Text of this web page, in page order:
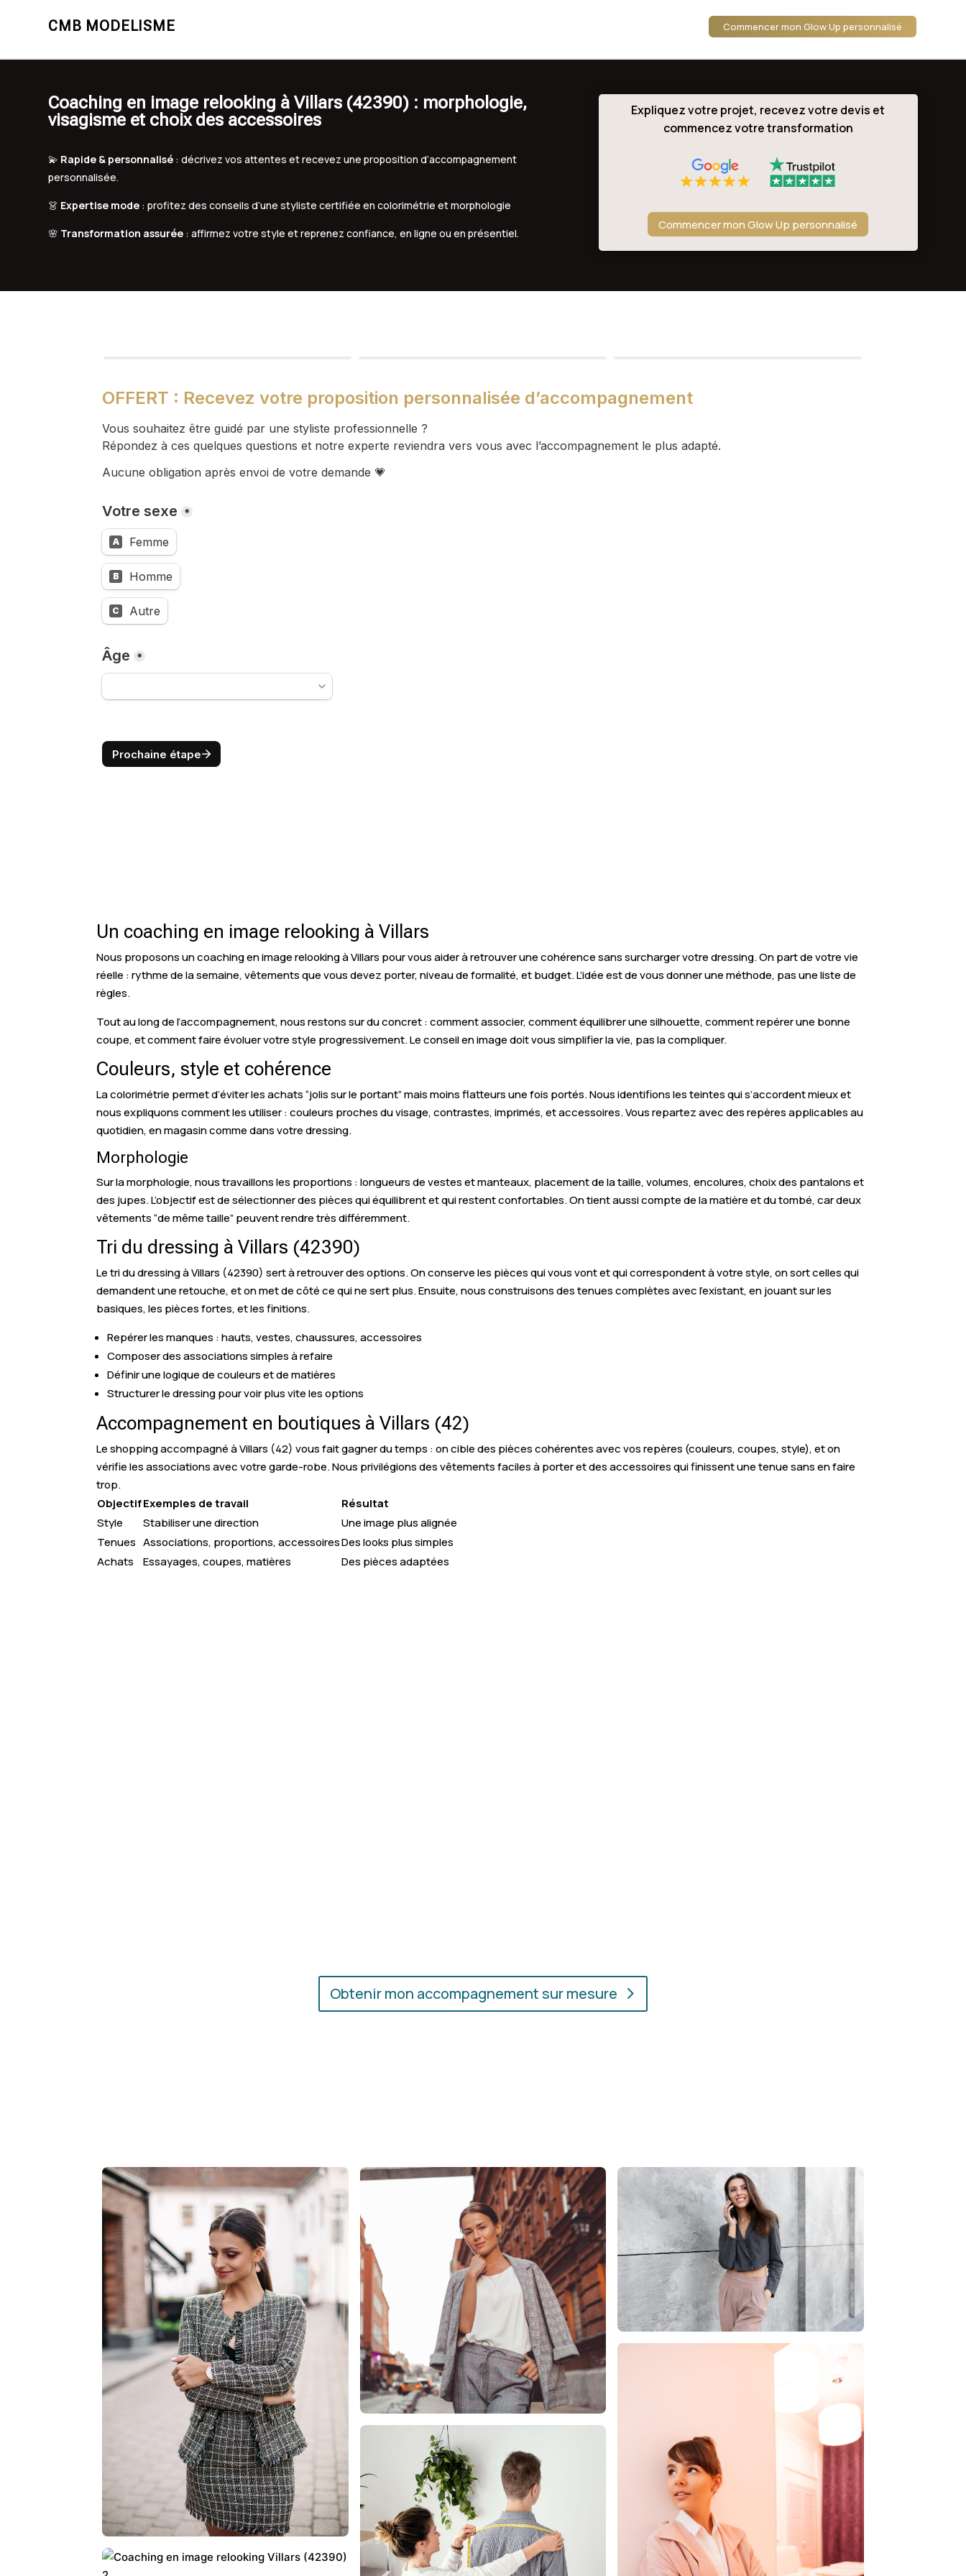
CMB MODELISME Commencer mon Glow Up personnalisé
Coaching en image relooking à Villars (42390) : morphologie,
visagisme et choix des accessoires
💫 Rapide & personnalisé : décrivez vos attentes et recevez une proposition d’accompagnement
personnalisée.
👗 Expertise mode : profitez des conseils d’une styliste certifiée en colorimétrie et morphologie
🌸 Transformation assurée : affirmez votre style et reprenez confiance, en ligne ou en présentiel.
Expliquez votre projet, recevez votre devis et
commencez votre transformation
Commencer mon Glow Up personnalisé
Un coaching en image relooking à Villars
Nous proposons un coaching en image relooking à Villars pour vous aider à retrouver une cohérence sans surcharger votre dressing. On part de votre vie
réelle : rythme de la semaine, vêtements que vous devez porter, niveau de formalité, et budget. L’idée est de vous donner une méthode, pas une liste de
règles.
Tout au long de l’accompagnement, nous restons sur du concret : comment associer, comment équilibrer une silhouette, comment repérer une bonne
coupe, et comment faire évoluer votre style progressivement. Le conseil en image doit vous simplifier la vie, pas la compliquer.
Couleurs, style et cohérence
La colorimétrie permet d’éviter les achats “jolis sur le portant” mais moins flatteurs une fois portés. Nous identifions les teintes qui s’accordent mieux et
nous expliquons comment les utiliser : couleurs proches du visage, contrastes, imprimés, et accessoires. Vous repartez avec des repères applicables au
quotidien, en magasin comme dans votre dressing.
Morphologie
Sur la morphologie, nous travaillons les proportions : longueurs de vestes et manteaux, placement de la taille, volumes, encolures, choix des pantalons et
des jupes. L’objectif est de sélectionner des pièces qui équilibrent et qui restent confortables. On tient aussi compte de la matière et du tombé, car deux
vêtements “de même taille” peuvent rendre très différemment.
Tri du dressing à Villars (42390)
Le tri du dressing à Villars (42390) sert à retrouver des options. On conserve les pièces qui vous vont et qui correspondent à votre style, on sort celles qui
demandent une retouche, et on met de côté ce qui ne sert plus. Ensuite, nous construisons des tenues complètes avec l’existant, en jouant sur les
basiques, les pièces fortes, et les finitions.
Repérer les manques : hauts, vestes, chaussures, accessoires
Composer des associations simples à refaire
Définir une logique de couleurs et de matières
Structurer le dressing pour voir plus vite les options
Accompagnement en boutiques à Villars (42)
Le shopping accompagné à Villars (42) vous fait gagner du temps : on cible des pièces cohérentes avec vos repères (couleurs, coupes, style), et on
vérifie les associations avec votre garde-robe. Nous privilégions des vêtements faciles à porter et des accessoires qui finissent une tenue sans en faire
trop.
ObjectifExemples de travail
Résultat
Style
Stabiliser une direction
Une image plus alignée
Tenues Associations, proportions, accessoiresDes looks plus simples
Achats
Essayages, coupes, matières Des pièces adaptées
Obtenir mon accompagnement sur mesure